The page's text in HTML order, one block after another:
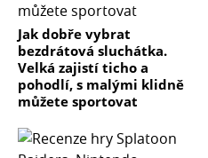
Jak dobře vybrat
bezdrátová sluchátka.
Velká zajistí ticho a
pohodlí, s malými klidně
můžete sportovat